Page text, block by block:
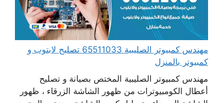
مهندس كمبيوتر الصليبية 65511033 تصليح لابتوب و
كمبيوتر بالمنزل
مهندس كمبيوتر الصليبية المختص بصيانة و تصليح
أعطال الكومبيوترات من ظهور الشاشة الزرقاء ، ظهور